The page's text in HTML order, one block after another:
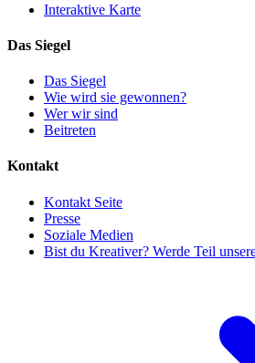
Interaktive Karte
Das Siegel
Das Siegel
Wie wird sie gewonnen?
Wer wir sind
Beitreten
Kontakt
Kontakt Seite
Presse
Soziale Medien
Bist du Kreativer? Werde Teil